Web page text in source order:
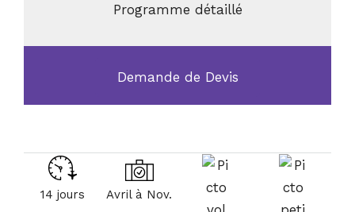
Programme détaillé
Demande de Devis
14 jours Avril à Nov.